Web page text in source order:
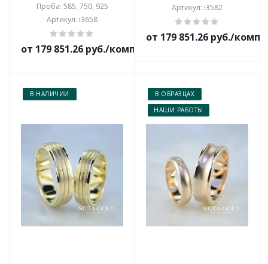
Проба: 585, 750, 925
Артикул: i3658
от 179 851.26 руб./комплект
Артикул: i3582
от 179 851.26 руб./
В НАЛИЧИИ
В ОБРАЗЦАХ
НАШИ РАБОТЫ